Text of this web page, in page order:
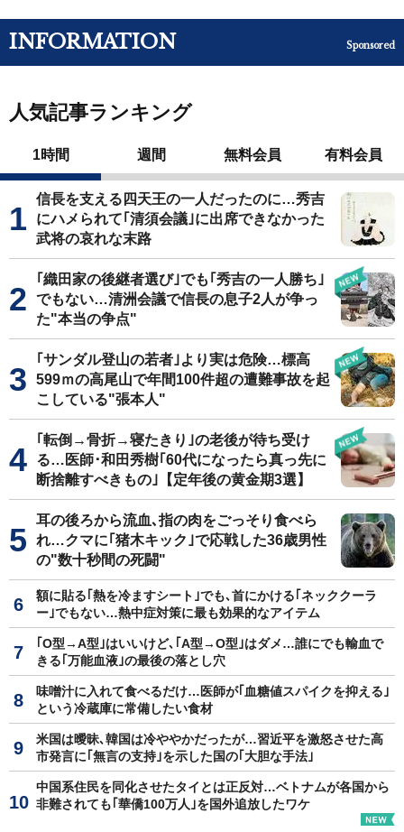
INFORMATION Sponsored
人気記事ランキング
1時間 週間 無料会員 有料会員
信長を支える四天王の一人だったのに…秀吉
にハメられて｢清須会議｣に出席できなかった
武将の哀れな末路
｢織田家の後継者選び｣でも｢秀吉の一人勝ち｣
でもない…清洲会議で信長の息子2人が争っ
た"本当の争点"
｢サンダル登山の若者｣より実は危険…標高
599ｍの高尾山で年間100件超の遭難事故を起
こしている"張本人"
｢転倒→骨折→寝たきり｣の老後が待ち受け
る…医師･和田秀樹｢60代になったら真っ先に
断捨離すべきもの｣【定年後の黄金期3選】
耳の後ろから流血､指の肉をごっそり食べら
れ…クマに｢猪木キック｣で応戦した36歳男性
の"数十秒間の死闘"
額に貼る｢熱を冷ますシート｣でも､首にかける｢ネッククーラ
ー｣でもない…熱中症対策に最も効果的なアイテム
｢O型→A型｣はいいけど､｢A型→O型｣はダメ…誰にでも輸血で
きる｢万能血液｣の最後の落とし穴
味噌汁に入れて食べるだけ…医師が｢血糖値スパイクを抑える｣
という冷蔵庫に常備したい食材
米国は曖昧､韓国は冷ややかだったが…習近平を激怒させた高
市発言に｢無言の支持｣を示した国の｢大胆な手法｣
中国系住民を同化させたタイとは正反対…ベトナムが各国から
非難されても｢華僑100万人｣を国外追放したワケ